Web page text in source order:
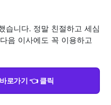
습니다. 정말 친절하고 세심
음 이사에도 꼭 이용하고
로가기 👈 클릭